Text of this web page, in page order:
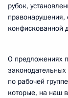
рубок,
правонарушения,
конфискованной
О предложениях
по рабочей
которые, на наш